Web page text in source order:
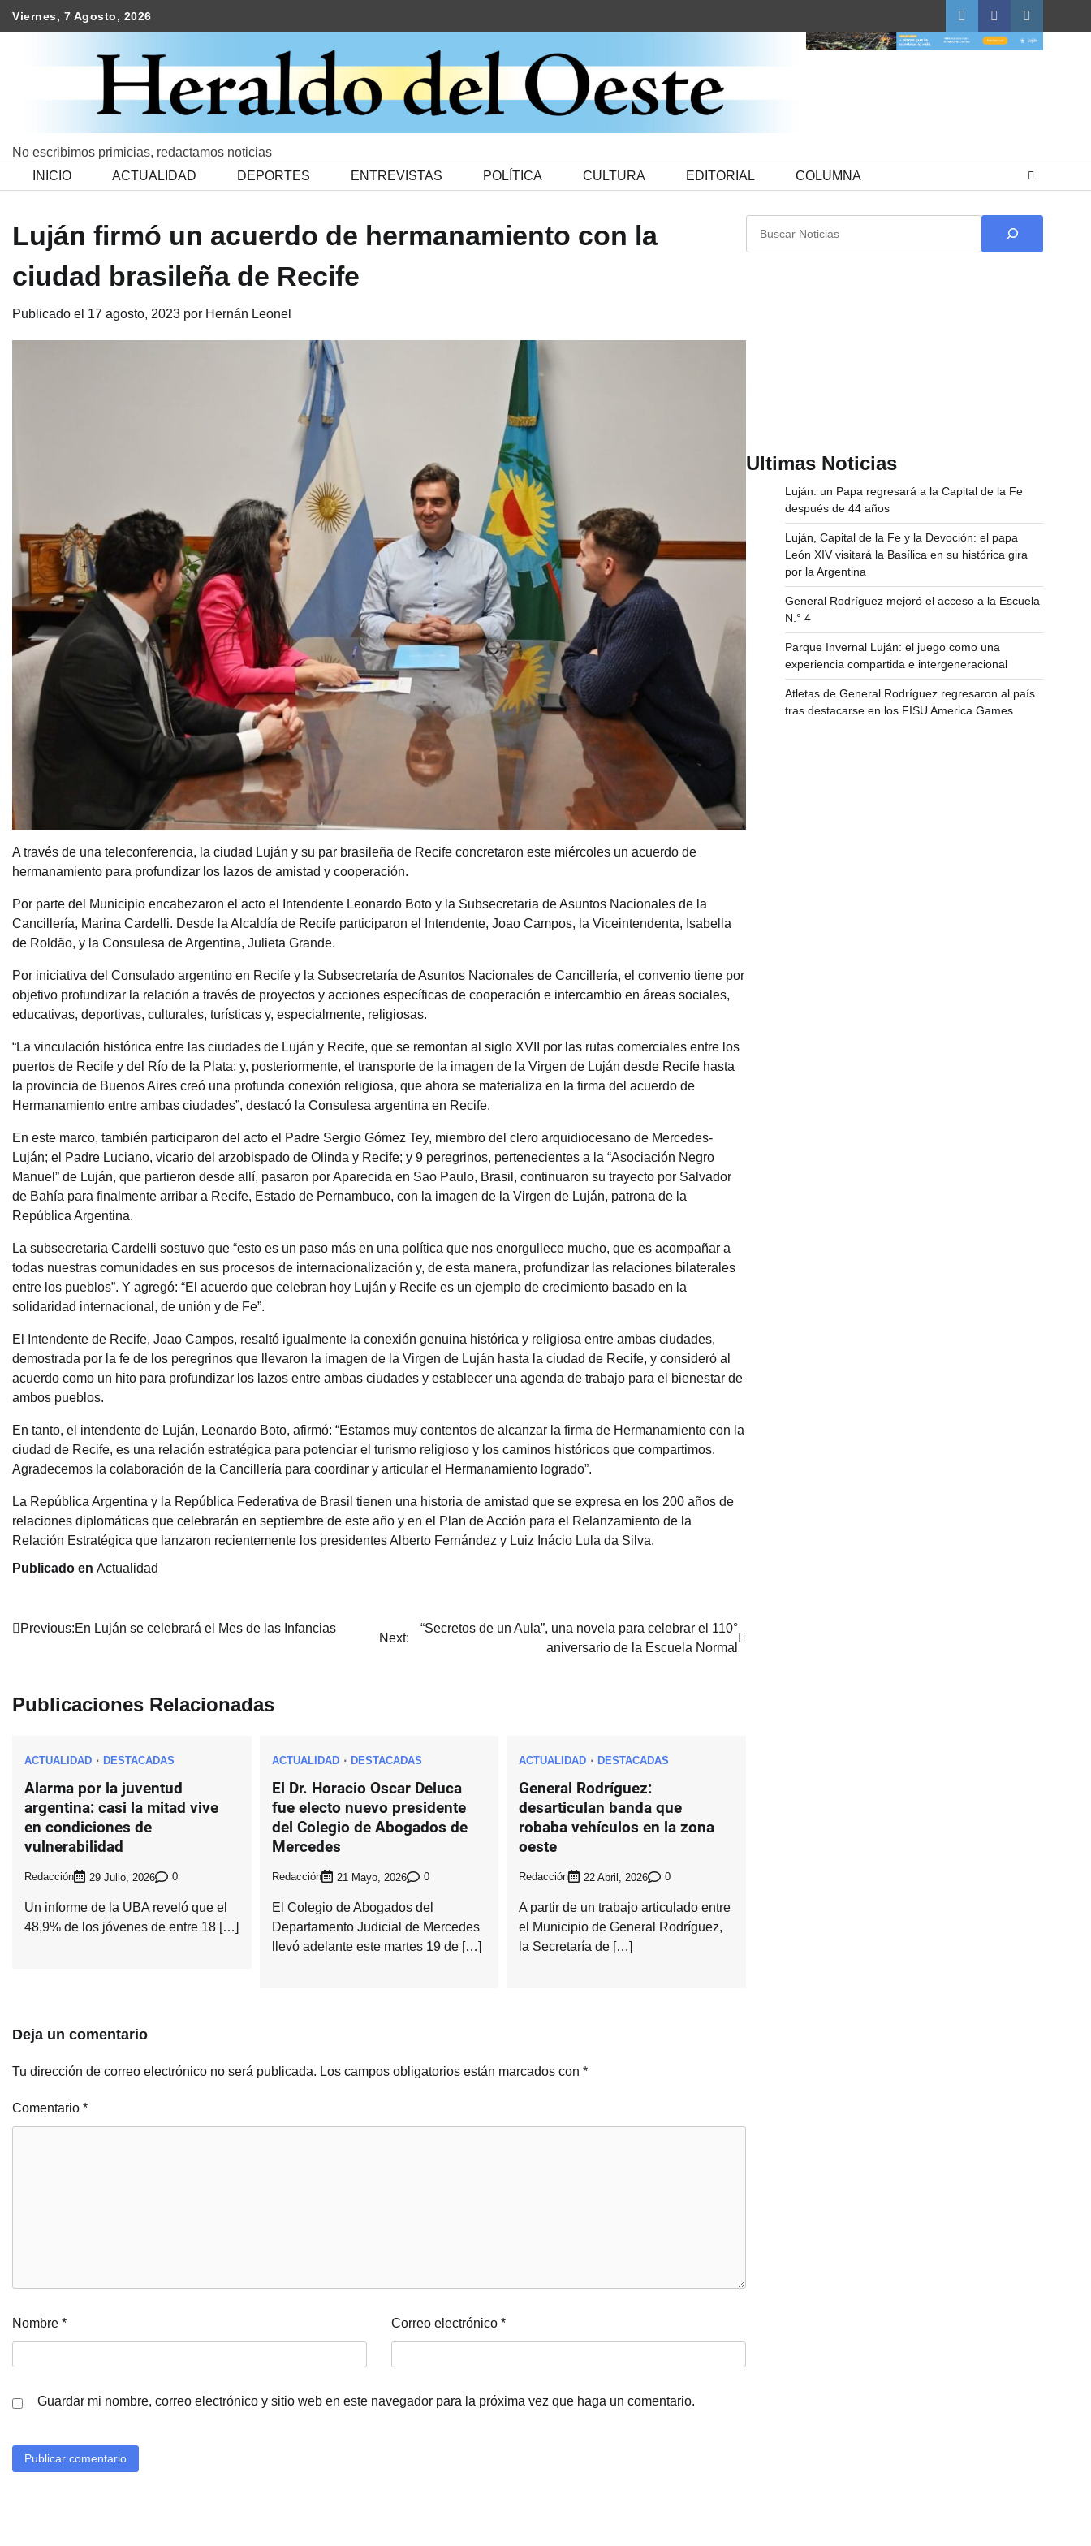
Viernes, 7 Agosto, 2026
TwitterFacebookInstagram
No escribimos primicias, redactamos noticias
INICIO
ACTUALIDAD DEPORTES ENTREVISTAS POLÍTICA CULTURA EDITORIAL COLUMNA
Luján firmó un acuerdo de hermanamiento con la
ciudad brasileña de Recife
Publicado el 17 agosto, 2023 por Hernán Leonel
A través de una teleconferencia, la ciudad Luján y su par brasileña de Recife concretaron este miércoles un acuerdo de
hermanamiento para profundizar los lazos de amistad y cooperación.
Por parte del Municipio encabezaron el acto el Intendente Leonardo Boto y la Subsecretaria de Asuntos Nacionales de la
Cancillería, Marina Cardelli. Desde la Alcaldía de Recife participaron el Intendente, Joao Campos, la Viceintendenta, Isabella
de Roldão, y la Consulesa de Argentina, Julieta Grande.
Por iniciativa del Consulado argentino en Recife y la Subsecretaría de Asuntos Nacionales de Cancillería, el convenio tiene por
objetivo profundizar la relación a través de proyectos y acciones específicas de cooperación e intercambio en áreas sociales,
educativas, deportivas, culturales, turísticas y, especialmente, religiosas.
“La vinculación histórica entre las ciudades de Luján y Recife, que se remontan al siglo XVII por las rutas comerciales entre los
puertos de Recife y del Río de la Plata; y, posteriormente, el transporte de la imagen de la Virgen de Luján desde Recife hasta
la provincia de Buenos Aires creó una profunda conexión religiosa, que ahora se materializa en la firma del acuerdo de
Hermanamiento entre ambas ciudades”, destacó la Consulesa argentina en Recife.
En este marco, también participaron del acto el Padre Sergio Gómez Tey, miembro del clero arquidiocesano de Mercedes-
Luján; el Padre Luciano, vicario del arzobispado de Olinda y Recife; y 9 peregrinos, pertenecientes a la “Asociación Negro
Manuel” de Luján, que partieron desde allí, pasaron por Aparecida en Sao Paulo, Brasil, continuaron su trayecto por Salvador
de Bahía para finalmente arribar a Recife, Estado de Pernambuco, con la imagen de la Virgen de Luján, patrona de la
República Argentina.
La subsecretaria Cardelli sostuvo que “esto es un paso más en una política que nos enorgullece mucho, que es acompañar a
todas nuestras comunidades en sus procesos de internacionalización y, de esta manera, profundizar las relaciones bilaterales
entre los pueblos”. Y agregó: “El acuerdo que celebran hoy Luján y Recife es un ejemplo de crecimiento basado en la
solidaridad internacional, de unión y de Fe”.
El Intendente de Recife, Joao Campos, resaltó igualmente la conexión genuina histórica y religiosa entre ambas ciudades,
demostrada por la fe de los peregrinos que llevaron la imagen de la Virgen de Luján hasta la ciudad de Recife, y consideró al
acuerdo como un hito para profundizar los lazos entre ambas ciudades y establecer una agenda de trabajo para el bienestar de
ambos pueblos.
En tanto, el intendente de Luján, Leonardo Boto, afirmó: “Estamos muy contentos de alcanzar la firma de Hermanamiento con la
ciudad de Recife, es una relación estratégica para potenciar el turismo religioso y los caminos históricos que compartimos.
Agradecemos la colaboración de la Cancillería para coordinar y articular el Hermanamiento logrado”.
La República Argentina y la República Federativa de Brasil tienen una historia de amistad que se expresa en los 200 años de
relaciones diplomáticas que celebrarán en septiembre de este año y en el Plan de Acción para el Relanzamiento de la
Relación Estratégica que lanzaron recientemente los presidentes Alberto Fernández y Luiz Inácio Lula da Silva.
Publicado en Actualidad
Navegación
Previous:En Luján se celebrará el Mes de las Infancias
Next:
“Secretos de un Aula”, una novela para celebrar el 110°
aniversario de la Escuela Normal
Publicaciones Relacionadas
ACTUALIDAD DESTACADAS
Alarma por la juventud
argentina: casi la mitad vive
en condiciones de
vulnerabilidad
Redacción 29 Julio, 2026 0
Un informe de la UBA reveló que el
48,9% de los jóvenes de entre 18 […]
ACTUALIDAD DESTACADAS
El Dr. Horacio Oscar Deluca
fue electo nuevo presidente
del Colegio de Abogados de
Mercedes
Redacción 21 Mayo, 2026 0
El Colegio de Abogados del
Departamento Judicial de Mercedes
llevó adelante este martes 19 de […]
ACTUALIDAD DESTACADAS
General Rodríguez:
desarticulan banda que
robaba vehículos en la zona
oeste
Redacción 22 Abril, 2026 0
A partir de un trabajo articulado entre
el Municipio de General Rodríguez,
la Secretaría de […]
Deja un comentario
Tu dirección de correo electrónico no será publicada. Los campos obligatorios están marcados con *
Comentario *
Nombre * Correo electrónico *
Guardar mi nombre, correo electrónico y sitio web en este navegador para la próxima vez que haga un comentario.
Ultimas Noticias
Luján: un Papa regresará a la Capital de la Fe
después de 44 años
Luján, Capital de la Fe y la Devoción: el papa
León XIV visitará la Basílica en su histórica gira
por la Argentina
General Rodríguez mejoró el acceso a la Escuela
N.° 4
Parque Invernal Luján: el juego como una
experiencia compartida e intergeneracional
Atletas de General Rodríguez regresaron al país
tras destacarse en los FISU America Games